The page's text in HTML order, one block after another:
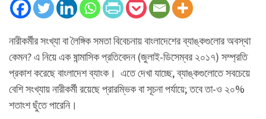
নারীকর্মীর সংখ্যা বা লৈঙ্গিক সমতা বিবেচনায় বাংলাদেশের ব্যাঙ্কগুলোর অবস্থা
কেমন? এ নিয়ে এক ষান্মাসিক প্রতিবেদন (জুলাই-ডিসেম্বর ২০১৭) সম্প্রতি
প্রকাশ করেছে বাংলাদেশ ব্যাংক। এতে দেখা যাচ্ছে, ব্যাঙ্কগুলোতে সবচেয়ে
বেশি সংখ্যায় নারীকর্মী রয়েছে প্রারম্ভিক বা সূচনা পর্যায়ে; তবে তা-ও ২০%
শতাংশ ছুঁতে পারেনি।